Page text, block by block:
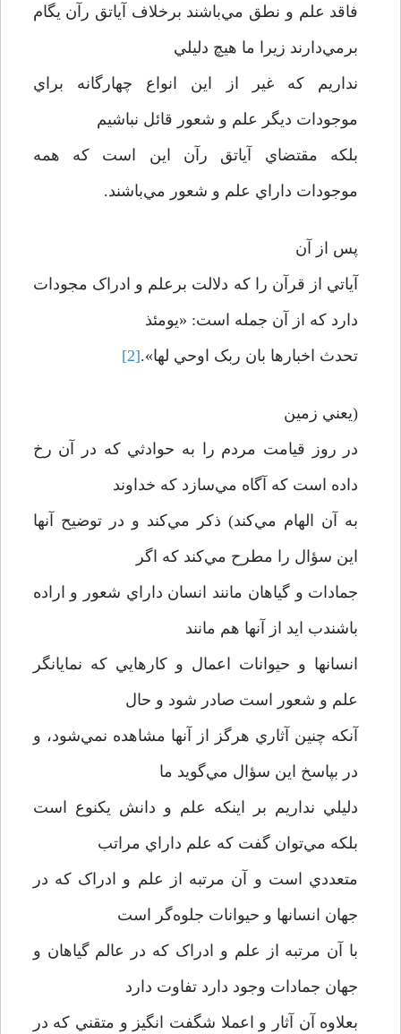
فاقد علم و نطق مي‌باشند برخلاف آياتق رآن يگام
برمي‌دارند زيرا ما هيچ دليلي
نداريم که غير از اين انواع چهارگانه براي
موجودات ديگر علم و شعور قائل نباشيم
بلکه مقتضاي آياتق رآن اين است که همه
موجودات داراي علم و شعور مي‌باشند.
پس از آن
آياتي از قرآن را که دلالت برعلم و ادراک مجودات
دارد که از آن جمله است: «يومئذ
تحدث اخبارها بان ربک اوحي لها».[2]
(يعني زمين
در روز قيامت مردم را به حوادثي که در آن رخ
داده است که آگاه مي‌سازد که خداوند
به آن الهام مي‌کند) ذکر مي‌کند و در توضيح آنها
اين سؤال را مطرح مي‌کند که اگر
جمادات و گياهان مانند انسان داراي شعور و اراده
باشندب ايد از آنها هم مانند
انسانها و حيوانات اعمال و کارهايي که نمايانگر
علم و شعور است صادر شود و حال
آنکه چنين آثاري هرگز از آنها مشاهده نمي‌شود، و
در بپاسخ اين سؤال مي‌گويد ما
دليلي نداريم بر اينکه علم و دانش يکنوع است
بلکه مي‌توان گفت که علم داراي مراتب
متعددي است و آن مرتبه از علم و ادراک که در
جهان انسانها و حيوانات جلوه‌گر است
با آن مرتبه از علم و ادراک که در عالم گياهان و
جهان جمادات وجود دارد تفاوت دارد
بعلاوه آن آثار و اعملا شگفت انگيز و متقني که در